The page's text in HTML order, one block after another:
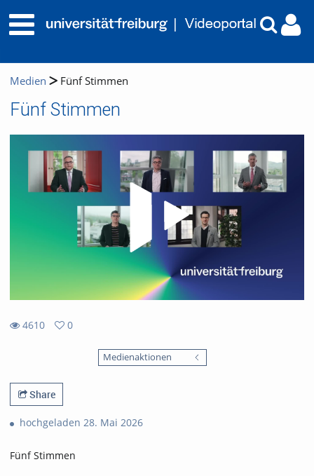
Medien Fünf Stimmen
Fünf Stimmen
4610
0
Medienaktionen
Share
hochgeladen 28. Mai 2026
Fünf Stimmen